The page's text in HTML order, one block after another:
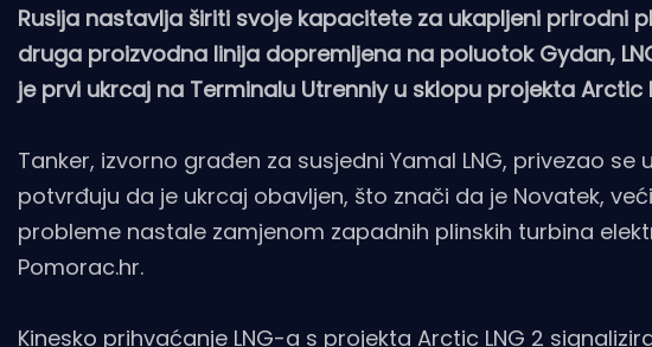
Rusija nastavlja širiti svoje kapacitete za ukapljeni prirodni
druga proizvodna linija dopremljena na poluotok Gydan,
je prvi ukrcaj na Terminalu Utrenniy u sklopu projekta Arctic
Tanker, izvorno građen za susjedni Yamal LNG, privezao se
potvrđuju da je ukrcaj obavljen, što znači da je Novatek,
probleme nastale zamjenom zapadnih plinskih turbina
Pomorac.hr.
Kinesko prihvaćanje LNG-a s projekta Arctic LNG 2